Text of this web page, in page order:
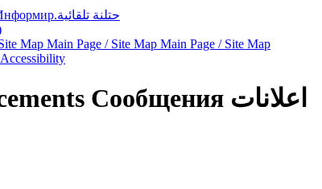
حتلنة تلقائية
Map Main Page / Site Map Main Page / Site Map
Accessibility
Сообщения اعلانات